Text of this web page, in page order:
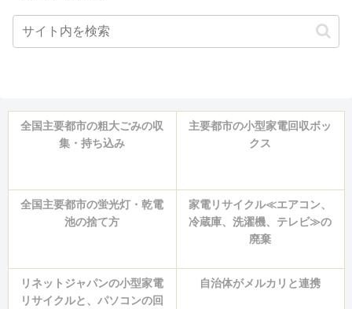
全国主要都市の粗大ごみの収
集・持ち込み
主要都市の小型家電回収ボッ
クス
全国主要都市の蛍光灯・乾電
池の捨て方
家電リサイクル≪エアコン、
冷蔵庫、洗濯機、テレビ≫の
廃棄
リネットジャパンの小型家電
リサイクルと、パソコンの回
自治体がメルカリと連携